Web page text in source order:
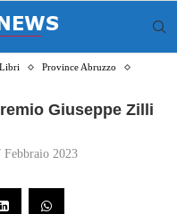
Province Abruzzo
Giuseppe Zilli
Febbraio 2023